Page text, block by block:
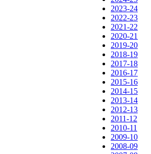
2023-24
2022-23
2021-22
2020-21
2019-20
2018-19
2017-18
2016-17
2015-16
2014-15
2013-14
2012-13
2011-12
2010-11
2009-10
2008-09